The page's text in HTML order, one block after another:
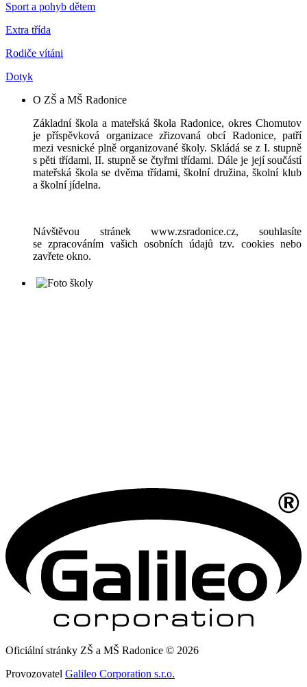
Sport a pohyb dětem
Extra třída
Rodiče vítáni
Dotyk
O ZŠ a MŠ Radonice
Základní škola a mateřská škola Radonice, okres Chomutov
je příspěvková organizace zřizovaná obcí Radonice, patří
mezi vesnické plně organizované školy. Skládá se z I. stupně
s pěti třídami, II. stupně se čtyřmi třídami. Dále je její součástí
mateřská škola se dvěma třídami, školní družina, školní klub
a školní jídelna.
Návštěvou stránek www.zsradonice.cz, souhlasíte
se zpracováním vašich osobních údajů tzv. cookies nebo
zavřete okno.
Oficiální stránky ZŠ a MŠ Radonice © 2026
Provozovatel Galileo Corporation s.r.o.